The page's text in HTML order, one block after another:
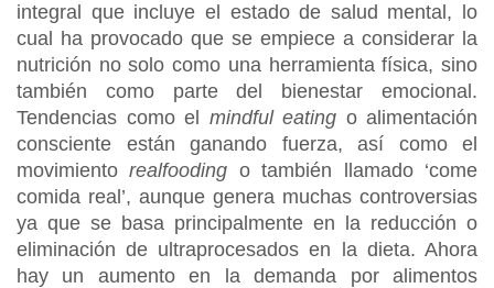
integral que incluye el estado de salud mental, lo
cual ha provocado que se empiece a considerar la
nutrición no solo como una herramienta física, sino
también como parte del bienestar emocional.
Tendencias como el mindful eating o alimentación
consciente están ganando fuerza, así como el
movimientorealfooding o también llamado ‘come
comida real’, aunque genera muchas controversias
ya que se basa principalmente en la reducción o
eliminación de ultraprocesados en la dieta. Ahora
hay un aumento en la demanda por alimentos